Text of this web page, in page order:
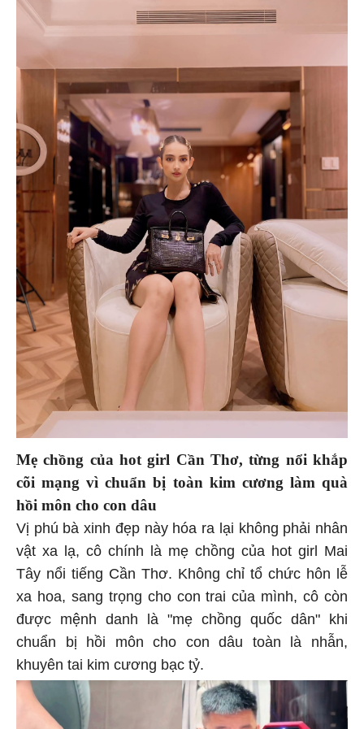
Mẹ chồng của hot girl Cần Thơ, từng nổi khắp
cõi mạng vì chuẩn bị toàn kim cương làm quà
hồi môn cho con dâu
Vị phú bà xinh đẹp này hóa ra lại không phải nhân
vật xa lạ, cô chính là mẹ chồng của hot girl Mai
Tây nổi tiếng Cần Thơ. Không chỉ tổ chức hôn lễ
xa hoa, sang trọng cho con trai của mình, cô còn
được mệnh danh là "mẹ chồng quốc dân" khi
chuẩn bị hồi môn cho con dâu toàn là nhẫn,
khuyên tai kim cương bạc tỷ.